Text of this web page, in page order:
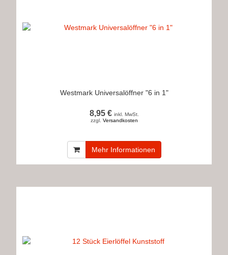
Westmark Universalöffner "6 in 1"
8,95 € inkl. MwSt.
zzgl. Versandkosten
Mehr Informationen